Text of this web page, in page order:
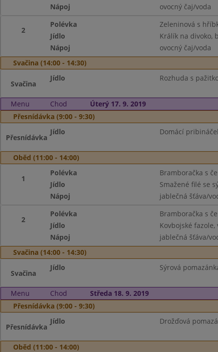
Nápoj
ovocný čaj/voda
2
Polévka
Zeleninová s
Jídlo
Králík na divoko,
Nápoj
ovocný čaj/voda
Svačina (14:00 - 14:30)
Svačina
Jídlo Rozhuda s
Menu Chod
Úterý 17. 9. 2019
Přesnídávka (9:00 - 9:30)
Přesnídávka
Jídlo Domácí
Oběd (11:00 - 14:00)
1
Polévka
Bramboračka s
Jídlo
Smažené filé se
Nápoj
jablečná šťáva/
2
Polévka
Bramboračka s
Jídlo
Kovbojské
Nápoj
jablečná šťáva/
Svačina (14:00 - 14:30)
Svačina
Jídlo Sýrová
Menu Chod
Středa 18. 9. 2019
Přesnídávka (9:00 - 9:30)
Přesnídávka
Jídlo Drožďová
Oběd (11:00 - 14:00)